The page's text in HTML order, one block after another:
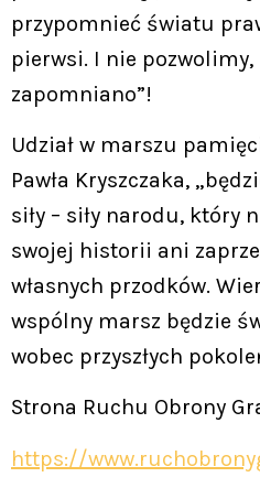
przypomnieć światu
pierwsi. I nie pozwolimy,
zapomniano”!
Udział w marszu
Pawła Kryszczaka,
siły – siły narodu, który
swojej historii ani
własnych przodków.
wspólny marsz będzie
wobec przyszłych
Strona Ruchu Obrony
https://